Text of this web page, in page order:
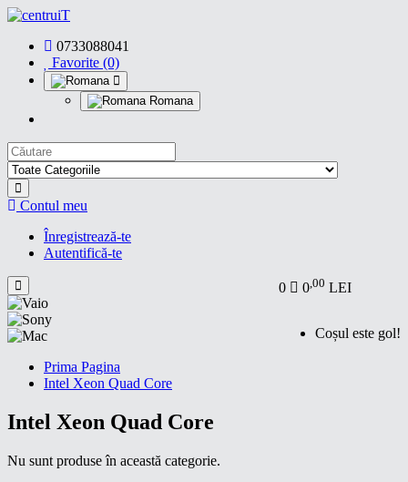
0733088041
Favorite (0)
Romana
Contul meu
Înregistrează-te
Autentifică-te
0 0,00 LEI
Coșul este gol!
Prima Pagina
Intel Xeon Quad Core
Intel Xeon Quad Core
Nu sunt produse în această categorie.